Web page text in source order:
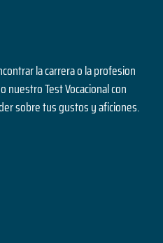
la carrera o la profesion
nuestro Test Vocacional con
sobre tus gustos y aficiones.